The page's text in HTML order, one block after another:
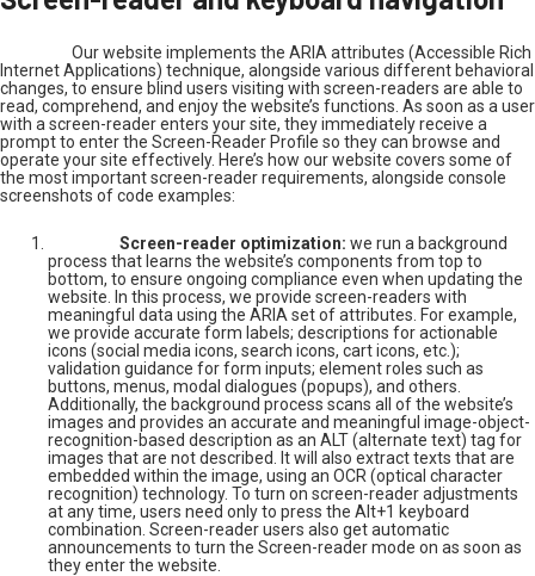
Our website implements the ARIA attributes (Accessible Rich
Internet Applications) technique, alongside various different behavioral
changes, to ensure blind users visiting with screen-readers are able to
read, comprehend, and enjoy the website’s functions. As soon as a user
with a screen-reader enters your site, they immediately receive a
prompt to enter the Screen-Reader Profile so they can browse and
operate your site effectively. Here’s how our website covers some of
the most important screen-reader requirements, alongside console
screenshots of code examples:
Screen-reader optimization: we run a background
process that learns the website’s components from top to
bottom, to ensure ongoing compliance even when updating the
website. In this process, we provide screen-readers with
meaningful data using the ARIA set of attributes. For example,
we provide accurate form labels; descriptions for actionable
icons (social media icons, search icons, cart icons, etc.);
validation guidance for form inputs; element roles such as
buttons, menus, modal dialogues (popups), and others.
Additionally, the background process scans all of the website’s
images and provides an accurate and meaningful image-object-
recognition-based description as an ALT (alternate text) tag for
images that are not described. It will also extract texts that are
embedded within the image, using an OCR (optical character
recognition) technology. To turn on screen-reader adjustments
at any time, users need only to press the Alt+1 keyboard
combination. Screen-reader users also get automatic
announcements to turn the Screen-reader mode on as soon as
they enter the website.